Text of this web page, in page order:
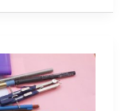
משותפת